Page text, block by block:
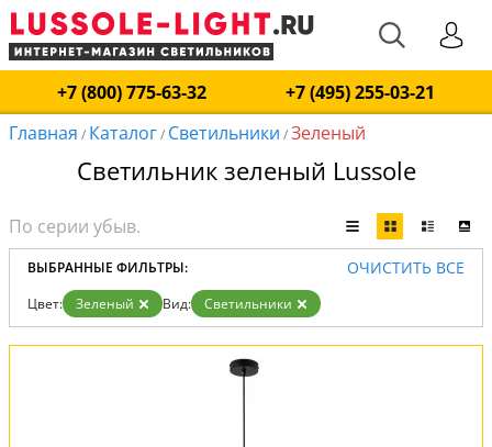
+7 (800) 775-63-32
+7 (495) 255-03-21
Главная / Каталог/ Светильники /Зеленый
Светильник зеленый Lussole
ВЫБРАННЫЕ ФИЛЬТРЫ: ОЧИСТИТЬ ВСЕ
Цвет: Зеленый Вид: Светильники